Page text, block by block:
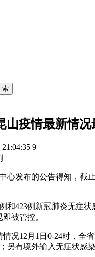
索
山疫情最新情况
21:04:35 9
心发布的公告得知，截
和423例新冠肺炎无症
被管控。
况12月1日0-24时，全
另有境外输入无症状感染